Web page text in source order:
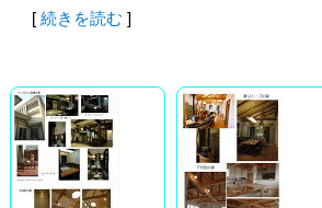
[ 続きを読む ]